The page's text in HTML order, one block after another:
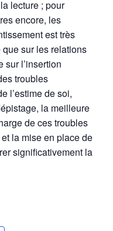
lecture ; pour
encore, les
est très
sur les relations
l’insertion
troubles
l’estime de soi,
la meilleure
de ces troubles
la mise en place de
significativement la